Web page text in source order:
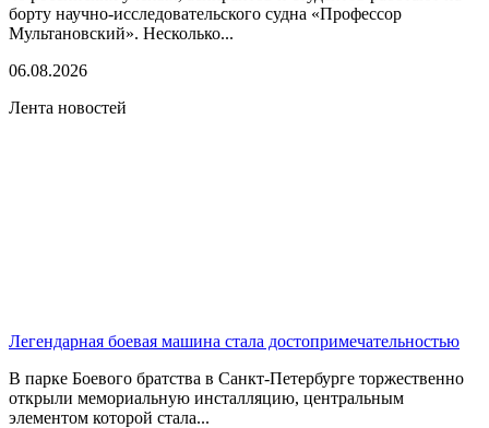
борту научно-исследовательского судна «Профессор
Мультановский». Несколько...
06.08.2026
Лента новостей
Легендарная боевая машина стала достопримечательностью
В парке Боевого братства в Санкт-Петербурге торжественно
открыли мемориальную инсталляцию, центральным
элементом которой стала...